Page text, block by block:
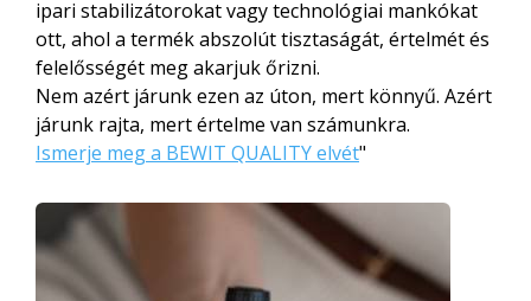
ipari stabilizátorokat vagy technológiai mankókat
ott, ahol a termék abszolút tisztaságát, értelmét és
felelősségét meg akarjuk őrizni.
Nem azért járunk ezen az úton, mert könnyű. Azért
járunk rajta, mert értelme van számunkra.
Ismerje meg a BEWIT QUALITY elvét"